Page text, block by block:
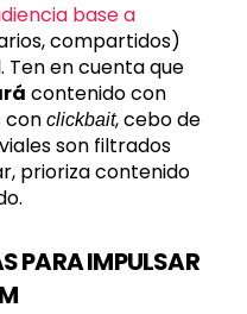
base a
compartidos)
en cuenta que
contenido con
conclickbait, cebo de
son filtrados
prioriza contenido
PARA IMPULSAR